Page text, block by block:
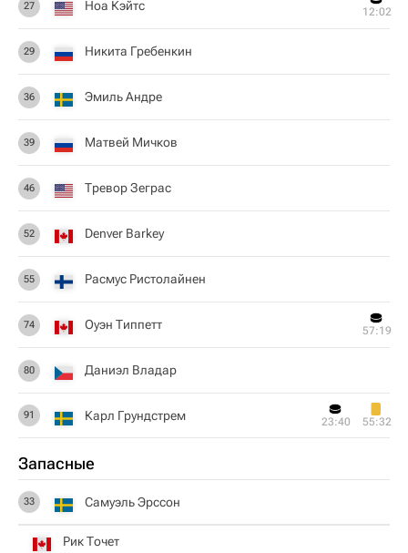
27 Ноа Кэйтс 12:02
29 Никита Гребенкин
36 Эмиль Андре
39 Матвей Мичков
46 Тревор Зеграс
52 Denver Barkey
55 Расмус Ристолайнен
74 Оуэн Типпетт 57:19
80 Даниэл Владар
91 Карл Грундстрем 23:40 55:32
Запасные
33 Самуэль Эрссон
Рик Точет